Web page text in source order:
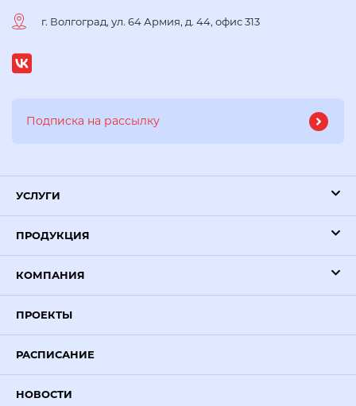
г. Волгоград, ул. 64 Армия, д. 44, офис 313
УСЛУГИ
ПРОДУКЦИЯ
КОМПАНИЯ
ПРОЕКТЫ
РАСПИСАНИЕ
НОВОСТИ